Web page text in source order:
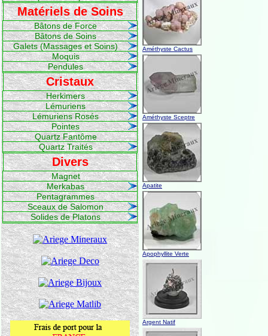
Matériels de Soins
Bâtons de Force
Bâtons de Soins
Galets (Massages et Soins)
Moquis
Pendules
Cristaux
Herkimers
Lémuriens
Lémuriens Rosés
Pointes
Quartz Fantôme
Quartz Traités
Divers
Magnet
Merkabas
Pentagrammes
Sceaux de Salomon
Solides de Platons
Améthyste Cactus
Améthyste Sceptre
Apatite
Apophyllite Verte
Argent Natif